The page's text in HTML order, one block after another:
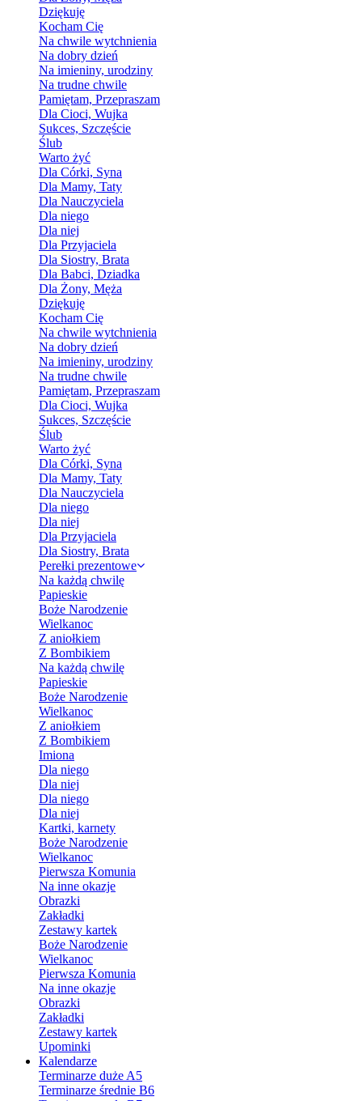
Dziękuję
Kocham Cię
Na chwile wytchnienia
Na dobry dzień
Na imieniny, urodziny
Na trudne chwile
Pamiętam, Przepraszam
Dla Cioci, Wujka
Sukces, Szczęście
Ślub
Warto żyć
Dla Córki, Syna
Dla Mamy, Taty
Dla Nauczyciela
Dla niego
Dla niej
Dla Przyjaciela
Dla Siostry, Brata
Dla Babci, Dziadka
Dla Żony, Męża
Dziękuję
Kocham Cię
Na chwile wytchnienia
Na dobry dzień
Na imieniny, urodziny
Na trudne chwile
Pamiętam, Przepraszam
Dla Cioci, Wujka
Sukces, Szczęście
Ślub
Warto żyć
Dla Córki, Syna
Dla Mamy, Taty
Dla Nauczyciela
Dla niego
Dla niej
Dla Przyjaciela
Dla Siostry, Brata
Perełki prezentowe
Na każdą chwilę
Papieskie
Boże Narodzenie
Wielkanoc
Z aniołkiem
Z Bombikiem
Na każdą chwilę
Papieskie
Boże Narodzenie
Wielkanoc
Z aniołkiem
Z Bombikiem
Imiona
Dla niego
Dla niej
Dla niego
Dla niej
Kartki, karnety
Boże Narodzenie
Wielkanoc
Pierwsza Komunia
Na inne okazje
Obrazki
Zakładki
Zestawy kartek
Boże Narodzenie
Wielkanoc
Pierwsza Komunia
Na inne okazje
Obrazki
Zakładki
Zestawy kartek
Upominki
Kalendarze
Terminarze duże A5
Terminarze średnie B6